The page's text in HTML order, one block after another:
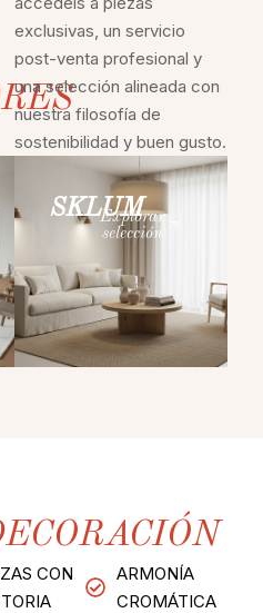
exclusivas, un servicio
post-venta profesional y
una selección alineada con
nuestra filosofía de
sostenibilidad y buen gusto.
SKLUM
Explorar
selección
CON
ARMONÍA
CROMÁTICA